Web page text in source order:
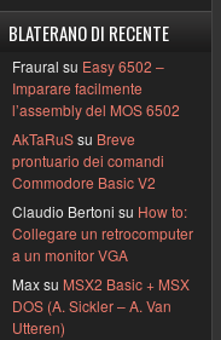
BLATERANO DI RECENTE
Fraural su Easy 6502 –
Imparare facilmente
l’assembly del MOS 6502
AkTaRuSsu Breve
prontuario dei comandi
Commodore Basic V2
Claudio Bertoni su How to:
Collegare un retrocomputer
a un monitor VGA
Max su MSX2 Basic + MSX
DOS (A. Sickler – A. Van
Utteren)